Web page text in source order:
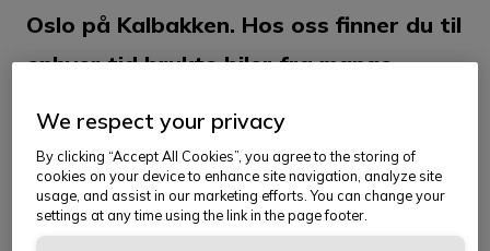
Oslo på Kalbakken. Hos oss finner du til
enhver tid brukte biler fra mange
kunder velkommen, og ser frem til å
hjelpe deg med ditt bilkjøp!
We respect your privacy
By clicking “Accept All Cookies”, you agree to the storing of
cookies on your device to enhance site navigation, analyze site
usage, and assist in our marketing efforts. You can change your
settings at any time using the link in the page footer.